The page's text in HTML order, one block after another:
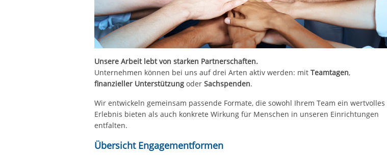
Unsere Arbeit lebt von starken Partnerschaften.
Unternehmen können bei uns auf drei Arten aktiv werden: mit Teamtagen,
finanzieller Unterstützungoder Sachspenden.
Wir entwickeln gemeinsam passende Formate, die sowohl Ihrem Team ein wertvolles
Erlebnis bieten als auch konkrete Wirkung für Menschen in unseren Einrichtungen
entfalten.
Übersicht Engagementformen